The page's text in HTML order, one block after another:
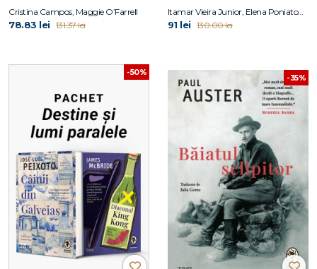
Cristina Campos, Maggie O’Farrell
78.83 lei 131.37 lei
Itamar Vieira Junior, Elena Poniatowska
91 lei 130.00 lei
-50%
-35%